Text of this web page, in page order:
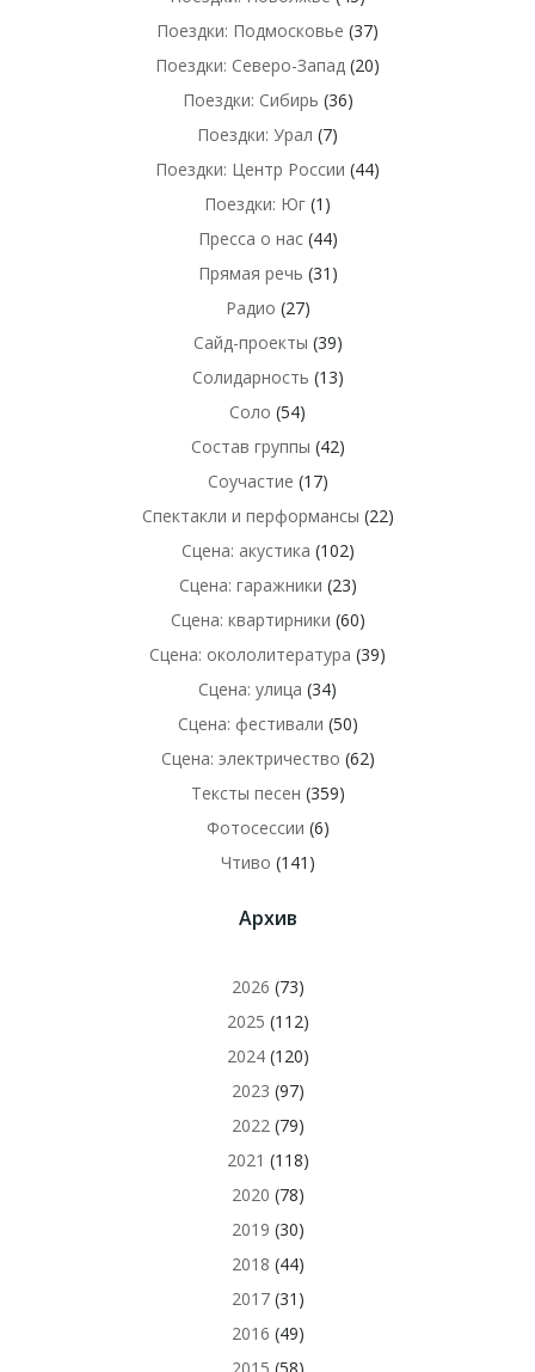
Поездки: Подмосковье (37)
Поездки: Северо-Запад (20)
Поездки: Сибирь (36)
Поездки: Урал (7)
Поездки: Центр России (44)
Поездки: Юг (1)
Пресса о нас(44)
Прямая речь (31)
Радио (27)
Сайд-проекты (39)
Солидарность (13)
Соло (54)
Состав группы (42)
Соучастие (17)
Спектакли и перформансы (22)
Сцена: акустика (102)
Сцена: гаражники (23)
Сцена: квартирники (60)
Сцена: окололитература (39)
Сцена: улица (34)
Сцена: фестивали (50)
Сцена: электричество (62)
Тексты песен (359)
Фотосессии (6)
Чтиво (141)
Архив
2026 (73)
2025 (112)
2024(120)
2023 (97)
2022(79)
2021 (118)
2020 (78)
2019 (30)
2018 (44)
2017(31)
2016 (49)